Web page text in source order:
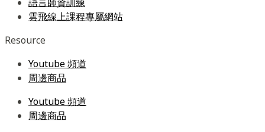
雲飛線上課程專屬網站
Resource
Youtube 頻道
周邊商品
Youtube 頻道
周邊商品